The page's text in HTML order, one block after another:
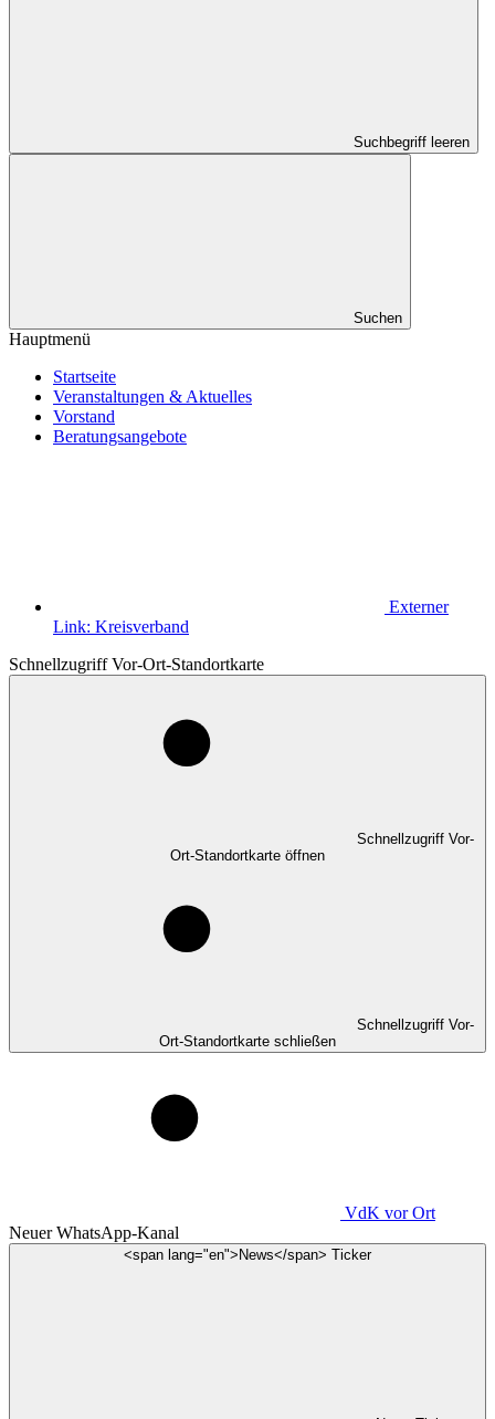
Suchbegriff leeren
Suchen
Hauptmenü
Startseite
Veranstaltungen & Aktuelles
Vorstand
Beratungsangebote
Externer
Link: Kreisverband
Schnellzugriff Vor-Ort-Standortkarte
Schnellzugriff Vor-
Ort-Standortkarte öffnen
Schnellzugriff Vor-
Ort-Standortkarte schließen
VdK vor Ort
Neuer WhatsApp-Kanal
<span lang="en">News</span> Ticker